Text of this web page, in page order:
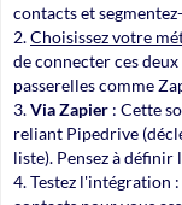
contacts et
Choisissez votre
de connecter ces
passerelles comme
Via Zapier : Cette
reliant Pipedrive
liste). Pensez à définir
Testez l'intégration :